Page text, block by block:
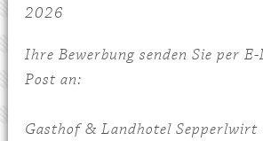
2026
Ihre Bewerbung senden Sie per
Post an:
Gasthof & Landhotel Sepperlwirt